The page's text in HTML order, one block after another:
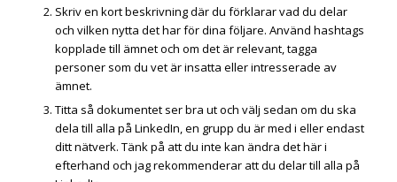
Skriv en kort beskrivning där du förklarar vad du delar
och vilken nytta det har för dina följare. Använd hashtags
kopplade till ämnet och om det är relevant, tagga
personer som du vet är insatta eller intresserade av
ämnet.
Titta så dokumentet ser bra ut och välj sedan om du ska
dela till alla på LinkedIn, en grupp du är med i eller endast
ditt nätverk. Tänk på att du inte kan ändra det här i
efterhand och jag rekommenderar att du delar till alla på